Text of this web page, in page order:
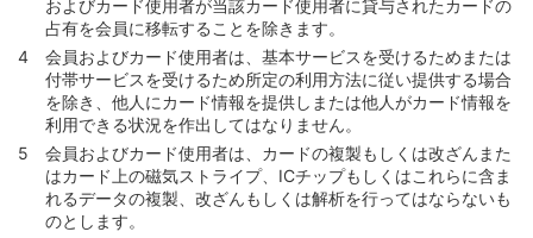
およびカード使用者が当該カード使用者に貸与されたカードの
占有を会員に移転することを除きます。
会員およびカード使用者は、基本サービスを受けるためまたは
付帯サービスを受けるため所定の利用方法に従い提供する場合
を除き、他人にカード情報を提供しまたは他人がカード情報を
利用できる状況を作出してはなりません。
会員およびカード使用者は、カードの複製もしくは改ざんまた
はカード上の磁気ストライプ、ICチップもしくはこれらに含ま
れるデータの複製、改ざんもしくは解析を行ってはならないも
のとします。